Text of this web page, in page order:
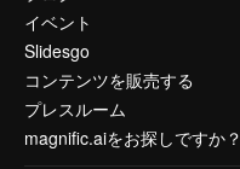
イベント
Slidesgo
コンテンツを販売する
プレスルーム
magnific.aiをお探しですか？